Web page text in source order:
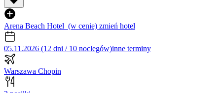
Arena Beach Hotel (w cenie) zmień hotel
05.11.2026 (12 dni / 10 noclegów)inne terminy
Warszawa Chopin